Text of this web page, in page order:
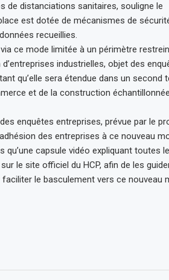
de distanciations sanitaires, souligne le
est dotée de mécanismes de
recueillies.
ce mode limitée à un périmètre
industrielles, objet des
qu’elle sera étendue dans un second
et de la construction
enquêtes entreprises, prévue par le
des entreprises à ce nouveau
capsule vidéo expliquant toutes
le site officiel du HCP, afin de les
le basculement vers ce nouveau